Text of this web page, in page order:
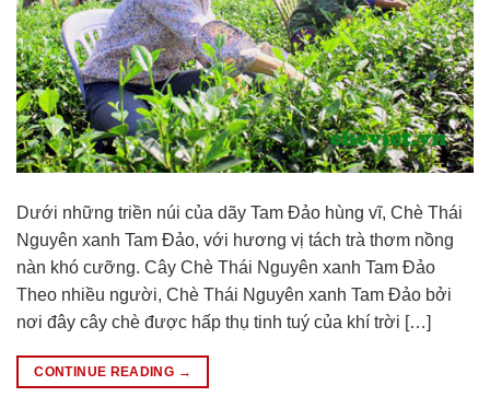
Dưới những triền núi của dãy Tam Đảo hùng vĩ, Chè Thái
Nguyên xanh Tam Đảo, với hương vị tách trà thơm nồng
nàn khó cưỡng. Cây Chè Thái Nguyên xanh Tam Đảo
Theo nhiều người, Chè Thái Nguyên xanh Tam Đảo bởi
nơi đây cây chè được hấp thụ tinh tuý của khí trời […]
CONTINUE READING →